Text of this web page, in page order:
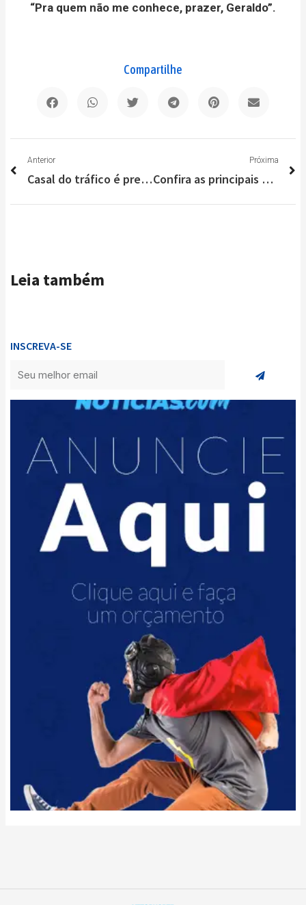
“Pra quem não me conhece, prazer, Geraldo”.
Compartilhe
Anterior
Casal do tráfico é preso em vilarejo da Serra do Cipó
Próxima
Confira as principais notícias do Brasil e do Mundo nesta segunda (8/02)
Leia também
INSCREVA-SE